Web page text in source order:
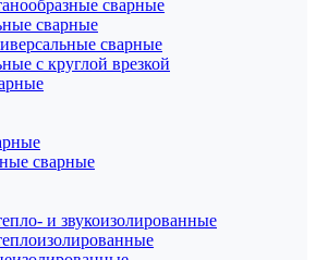
сварные
сварные
сварные
с круглой врезкой
сварные
и звукоизолированные